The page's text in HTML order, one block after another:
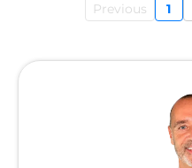
Previous 1